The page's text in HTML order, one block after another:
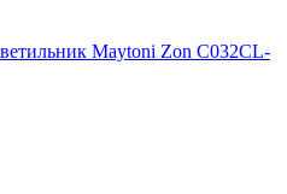
Maytoni Zon C032CL-